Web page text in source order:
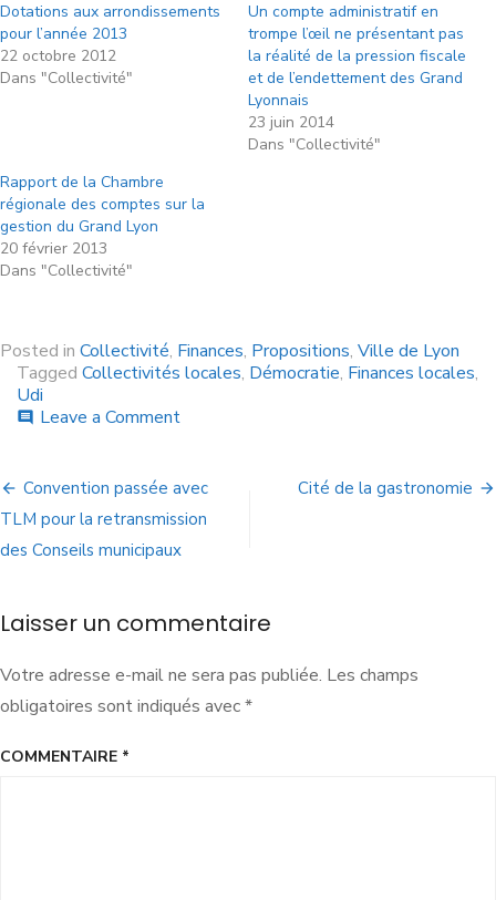
Dotations aux arrondissements
pour l’année 2013
22 octobre 2012
Dans "Collectivité"
Un compte administratif en
trompe l’œil ne présentant pas
la réalité de la pression fiscale
et de l’endettement des Grand
Lyonnais
23 juin 2014
Dans "Collectivité"
Rapport de la Chambre
régionale des comptes sur la
gestion du Grand Lyon
20 février 2013
Dans "Collectivité"
Posted in Collectivité, Finances, Propositions, Ville de Lyon
Tagged Collectivités locales, Démocratie, Finances locales,
Udi
comment Leave a Comment
Convention passée avec
TLM pour la retransmission
des Conseils municipaux
Cité de la gastronomie
Laisser un commentaire
Votre adresse e-mail ne sera pas publiée. Les champs
obligatoires sont indiqués avec*
COMMENTAIRE *